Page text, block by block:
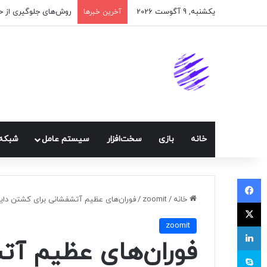
یکشنبه, 9 آگوست 2026 آخرین خبرها
خانه بازی سخت‌افزار سيستم عامل
خانه /
zoomit
/فوران‌های عظیم آتشفشانی برای کشتن
zoomit
فوران‌های عظیم
فیسبوک